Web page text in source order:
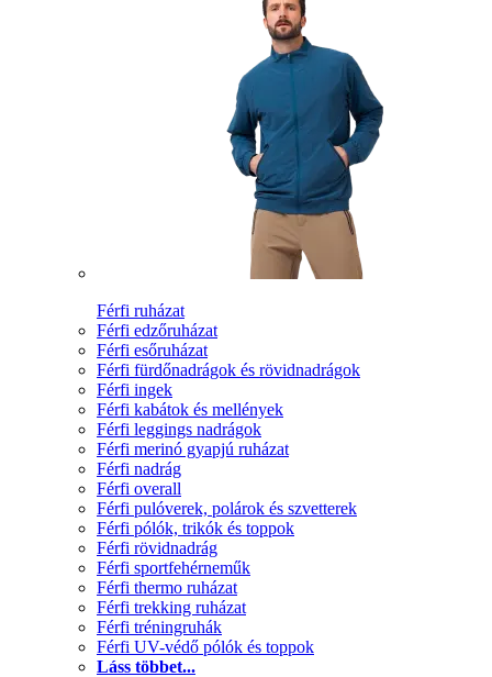
Férfi ruházat
Férfi edzőruházat
Férfi esőruházat
Férfi fürdőnadrágok és rövidnadrágok
Férfi ingek
Férfi kabátok és mellények
Férfi leggings nadrágok
Férfi merinó gyapjú ruházat
Férfi nadrág
Férfi overall
Férfi pulóverek, polárok és szvetterek
Férfi pólók, trikók és toppok
Férfi rövidnadrág
Férfi sportfehérneműk
Férfi thermo ruházat
Férfi trekking ruházat
Férfi tréningruhák
Férfi UV-védő pólók és toppok
Láss többet...